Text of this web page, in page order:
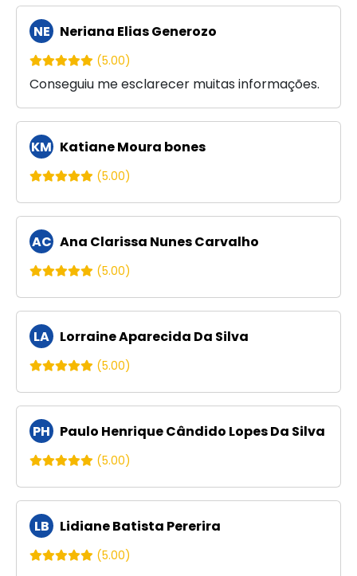
NE Neriana Elias Generozo
(5.00)
Conseguiu me esclarecer muitas informações.
KM Katiane Moura bones
(5.00)
AC Ana Clarissa Nunes Carvalho
(5.00)
LA Lorraine Aparecida Da Silva
(5.00)
PH Paulo Henrique Cândido Lopes Da Silva
(5.00)
LB Lidiane Batista Pererira
(5.00)